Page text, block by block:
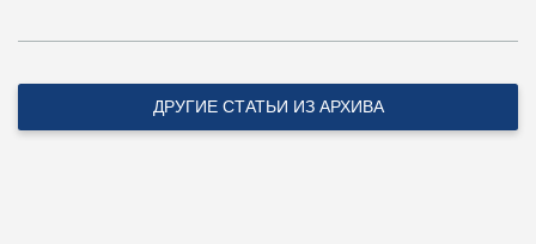
ДРУГИЕ СТАТЬИ ИЗ АРХИВА